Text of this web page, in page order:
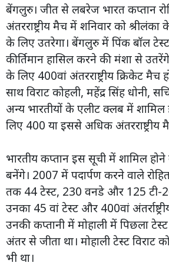
बेंगलुरु। जीत से लबरेज भारत कप्तान
अंतरराष्ट्रीय मैच में शनिवार को
के लिए उतरेगा। बेंगलुरु में पिंक बॉल टेस्ट
कीर्तिमान हासिल करने की मंशा से
के लिए 400वां अंतरराष्ट्रीय क्रिकेट मैच
साथ विराट कोहली, महेंद्र सिंह धोनी,
अन्य भारतीयों के एलीट क्लब में शामिल
लिए 400 या इससे अधिक
भारतीय कप्तान इस सूची में शामिल होने
बनेंगे। 2007 में पदार्पण करने वाले
तक 44 टेस्ट, 230 वनडे और 125 टी-
उनका 45 वां टेस्ट और 400वां
उनकी कप्तानी में मोहाली में पिछला
अंतर से जीता था। मोहाली टेस्ट विराट
भी था।